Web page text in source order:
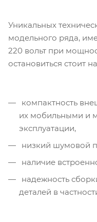
Уникальных
модельного ряда,
220 вольт при
остановиться стоит
компактность
их мобильными и
эксплуатации,
низкий шумовой
наличие
надежность
деталей в